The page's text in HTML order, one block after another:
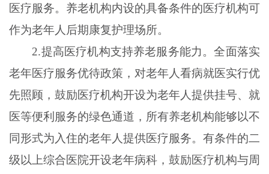
医疗服务。养老机构内设的具备条件的医疗机构可
作为老年人后期康复护理场所。
2.提高医疗机构支持养老服务能力。全面落实
老年医疗服务优待政策，对老年人看病就医实行优
先照顾，鼓励医疗机构开设为老年人提供挂号、就
医等便利服务的绿色通道，所有养老机构能够以不
同形式为入住的老年人提供医疗服务。有条件的二
级以上综合医院开设老年病科，鼓励医疗机构与周